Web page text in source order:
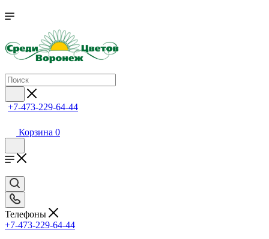
+7-473-229-64-44
Корзина 0
Телефоны
+7-473-229-64-44